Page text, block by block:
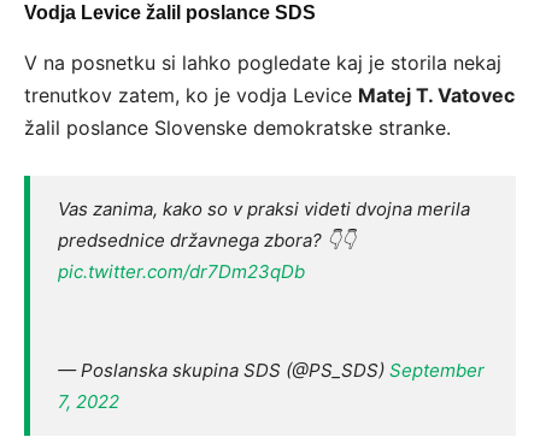
Vodja Levice žalil poslance SDS
V na posnetku si lahko pogledate kaj je storila nekaj
trenutkov zatem, ko je vodja Levice Matej T. Vatovec
žalil poslance Slovenske demokratske stranke.
Vas zanima, kako so v praksi videti dvojna merila
predsednice državnega zbora? 👇👇
pic.twitter.com/dr7Dm23qDb
— Poslanska skupina SDS (@PS_SDS) September
7, 2022